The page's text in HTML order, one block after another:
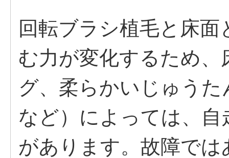
回転ブラシ植毛と床
む力が変化するため
グ、柔らかいじゅう
など）によっては、
があります。故障では